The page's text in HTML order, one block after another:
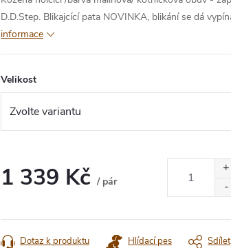
D.D.Step. Blikajcící pata NOVINKA, blikání se dá
informace
Velikost
1 339 Kč / pár
Dotaz k produktu Hlídací pes Sdílet